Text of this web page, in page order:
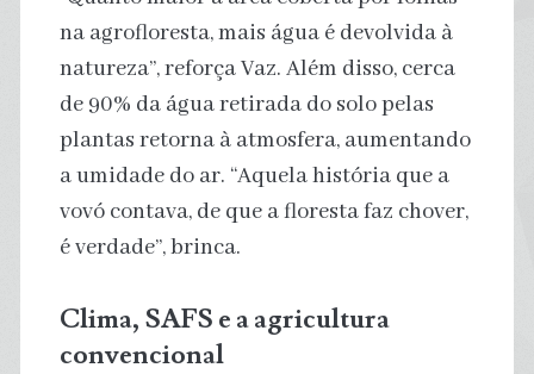
na agrofloresta, mais água é devolvida à
natureza”, reforça Vaz. Além disso, cerca
de 90% da água retirada do solo pelas
plantas retorna à atmosfera, aumentando
a umidade do ar. “Aquela história que a
vovó contava, de que a floresta faz chover,
é verdade”, brinca.
Clima, SAFS e a agricultura
convencional